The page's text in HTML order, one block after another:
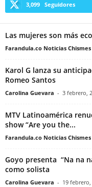
3,099 Seguidores
Las mujeres son más
Farandula.co Noticias
Karol G lanza su
Romeo Santos
Carolina Guevara - 3 febrero,
MTV Latinoamérica
show “Are you the...
Farandula.co Noticias
Goyo presenta “Na na
como solista
Carolina Guevara - 19 febrero,